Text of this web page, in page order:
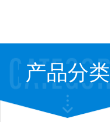
产品分类